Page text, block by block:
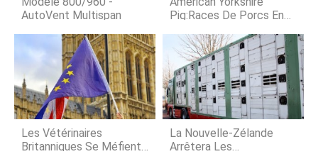
AutoVent Multispan
Pig:Races De Porcs En
Les Vétérinaires
Britanniques Se Méfient
La Nouvelle-Zélande
Arrêtera Les